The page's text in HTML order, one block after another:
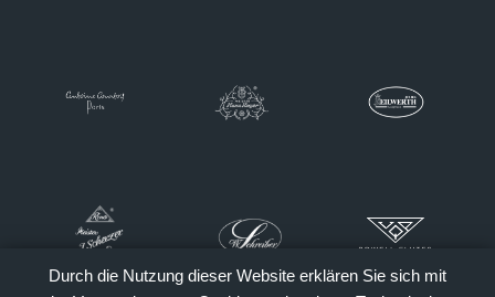
Durch die Nutzung dieser Website erklären Sie sich mit